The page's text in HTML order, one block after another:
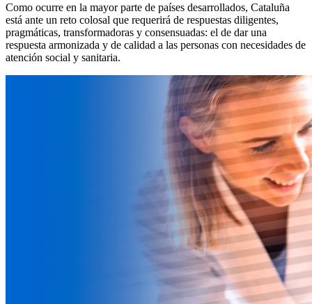
Como ocurre en la mayor parte de países desarrollados, Cataluña
está ante un reto colosal que requerirá de respuestas diligentes,
pragmáticas, transformadoras y consensuadas: el de dar una
respuesta armonizada y de calidad a las personas con necesidades de
atención social y sanitaria.